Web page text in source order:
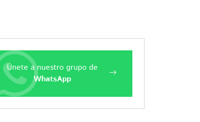
Únete a nuestro grupo de
WhatsApp